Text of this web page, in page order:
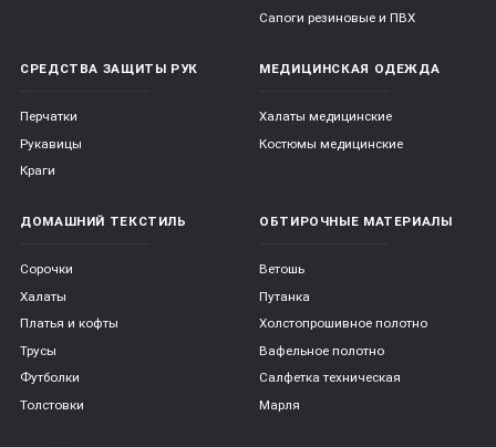
Сапоги резиновые и ПВХ
СРЕДСТВА ЗАЩИТЫ РУК
Перчатки
Рукавицы
Краги
МЕДИЦИНСКАЯ ОДЕЖДА
Халаты медицинские
Костюмы медицинские
ДОМАШНИЙ ТЕКСТИЛЬ
Сорочки
Халаты
Платья и кофты
Трусы
Футболки
Толстовки
ОБТИРОЧНЫЕ МАТЕРИАЛЫ
Ветошь
Путанка
Холстопрошивное полотно
Вафельное полотно
Салфетка техническая
Марля